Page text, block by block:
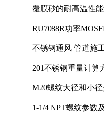
覆膜砂的耐高温性
RU7088R功率
不锈钢通风 管道施
201不锈钢重量计算
M20螺纹大径和小
1-1/4 NPT螺纹参数